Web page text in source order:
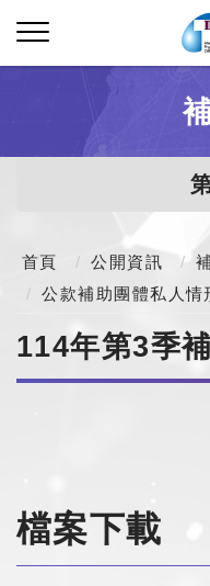
首頁 公開資訊
公款補助團體私人情
114年第3季
檔案下載